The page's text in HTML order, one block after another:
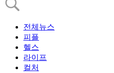
전체뉴스
피플
헬스
라이프
컬처